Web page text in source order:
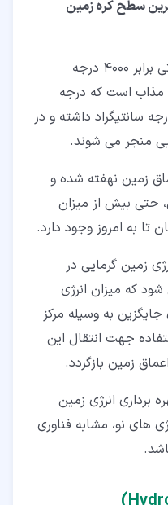
سطح کره زمین
اعماق مرکز زمین با داشتن حرارتی برابر 4000 درجه
مذاب است که درجه
در حدود 650 الی 1200 درجه سانتیگراد داشته و در
منجر می شوند.
زمین نهفته شده و
حتی بیش از میزان
تا به امروز وجود دارد.
زمین گرمایی در
که میزان انرژی
به وسیله مرکز
جهت انتقال این
زمین بازگردد.
برداری انرژی زمین
های نو، مشابه فناوری